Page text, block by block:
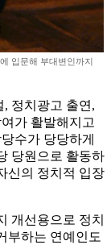
입문해 부대변인까지
정치광고 출연,
가 활발해지고
수가 당당하게
당원으로 활동하
신의 정치적 입장
개선용으로 정치
부하는 연예인도